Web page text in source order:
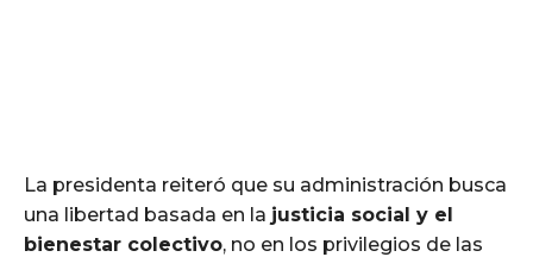
La presidenta reiteró que su administración busca
una libertad basada en la justicia social y el
bienestar colectivo, no en los privilegios de las